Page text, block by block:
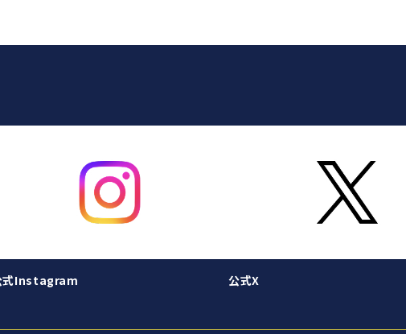
式Instagram 公式X